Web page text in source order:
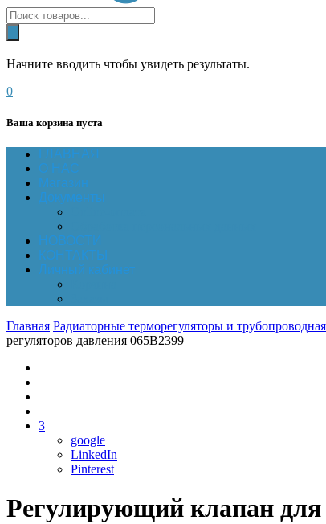
Начните вводить чтобы увидеть результаты.
0
Ваша корзина пуста
ГЛАВНАЯ
О НАС
Магазин
Документы
НОВОСТИ
КОНТАКТЫ
Личный кабинет
Главная Радиаторные терморегуляторы и
регуляторов давления 065B2399
3
google
LinkedIn
Pinterest
Регулирующий клапан для